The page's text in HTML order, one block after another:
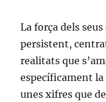
La força dels
persistent,
realitats que
específicament la
unes xifres que